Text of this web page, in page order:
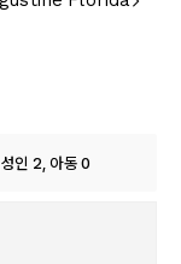
성인 2, 아동 0